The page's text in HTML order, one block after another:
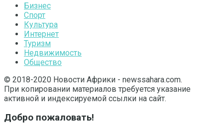
Бизнес
Спорт
Культура
Интернет
Туризм
Недвижимость
Общество
© 2018-2020 Новости Африки - newssahara.com.
При копировании материалов требуется указание
активной и индексируемой ссылки на сайт.
Добро пожаловать!